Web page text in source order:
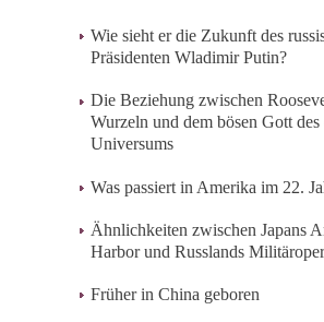
Wie sieht er die Zukunft des
Präsidenten Wladimir Putin?
Die Beziehung zwischen
Wurzeln und dem bösen Gott
Universums
Was passiert in Amerika im 22.
Ähnlichkeiten zwischen Japans
Harbor und Russlands
Früher in China geboren